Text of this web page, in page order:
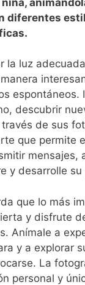
diferentes
la luz
espontáneos.
descubrir
de sus
que permite
mensajes,
y desarrolle‍
que lo ‌más
y disfrute
Anímale a
y a explorar
La
personal y